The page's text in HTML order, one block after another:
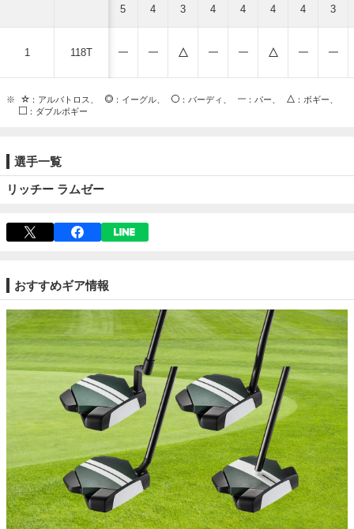
1 118T
5 4 3 4 4 4 4 3
※ ：アルバトロス、 ：イーグル、 ：バーディ、 ：パー、
：ボギー、
：ダブルボギー
選手一覧
リッチー ラムゼー
おすすめギア情報